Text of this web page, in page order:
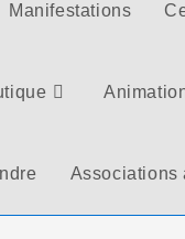
Manifestations
Associations